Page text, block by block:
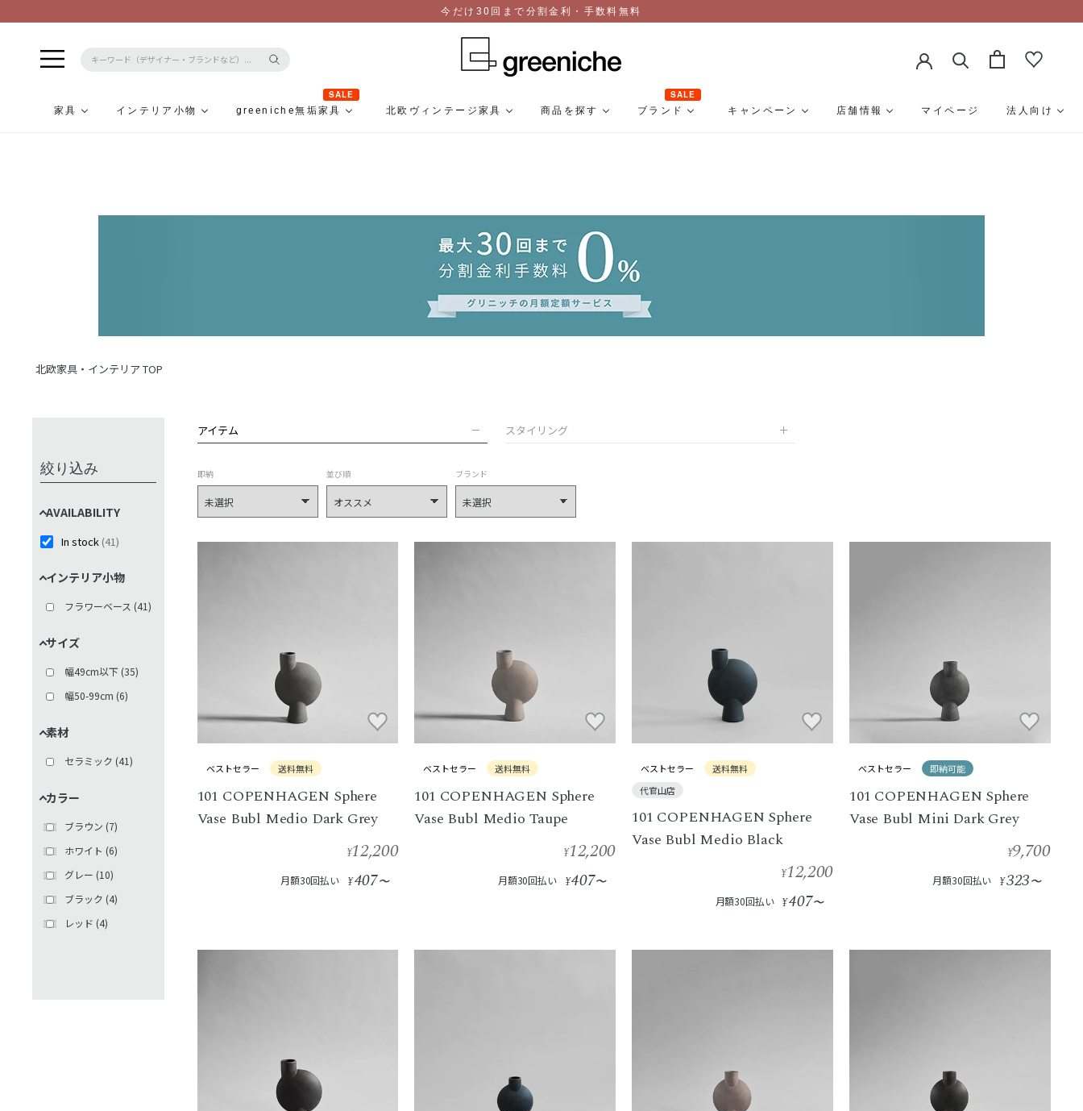
今だけ30回まで分割金利・手数料無料
家具 インテリア小物 greeniche無垢家具
SALE
北欧ヴィンテージ家具
商品を探す ブランド
SALE
キャンペーン
店舗情報 マイページ 法人向け
北欧家具・インテリア TOP
絞り込み
AVAILABILITY
In stock (41)
インテリア小物
フラワーベース (41)
サイズ
幅49cm以下 (35)
幅50-99cm (6)
素材
セラミック (41)
カラー
ブラウン (7)
ホワイト (6)
グレー (10)
ブラック (4)
レッド (4)
アイテム スタイリング
即納 並び順 ブランド
ベストセラー 送料無料
101 COPENHAGEN Sphere
Vase Bubl Medio Dark Grey
¥12,200
月額30回払い ¥407〜
ベストセラー 送料無料
101 COPENHAGEN Sphere
Vase Bubl Medio Taupe
¥12,200
月額30回払い ¥407〜
ベストセラー
送料無料
代官山店
101 COPENHAGEN Sphere
Vase Bubl Medio Black
¥12,200
月額30回払い ¥407〜
ベストセラー 即納可能
101 COPENHAGEN Sphere
Vase Bubl Mini Dark Grey
¥9,700
月額30回払い ¥323〜